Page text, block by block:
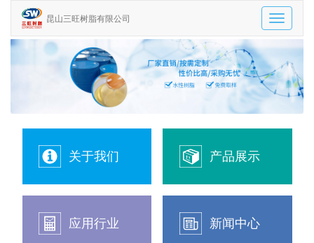
Toggle
昆山三旺树脂有限公司
关于我们 产品展示
应用行业 新闻中心